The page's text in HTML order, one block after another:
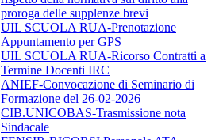
proroga delle supplenze brevi
UIL SCUOLA RUA-Prenotazione
Appuntamento per GPS
UIL SCUOLA RUA-Ricorso Contratti a
Termine Docenti IRC
ANIEF-Convocazione di Seminario di
Formazione del 26-02-2026
CIB.UNICOBAS-Trasmissione nota
Sindacale